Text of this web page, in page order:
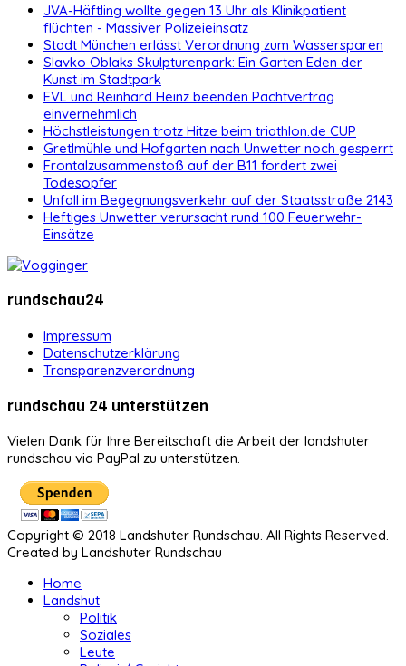
JVA-Häftling wollte gegen 13 Uhr als Klinikpatient
flüchten - Massiver Polizeieinsatz
Stadt München erlässt Verordnung zum Wassersparen
Slavko Oblaks Skulpturenpark: Ein Garten Eden der
Kunst im Stadtpark
EVL und Reinhard Heinz beenden Pachtvertrag
einvernehmlich
Höchstleistungen trotz Hitze beim triathlon.de CUP
Gretlmühle und Hofgarten nach Unwetter noch gesperrt
Frontalzusammenstoß auf der B11 fordert zwei
Todesopfer
Unfall im Begegnungsverkehr auf der Staatsstraße 2143
Heftiges Unwetter verursacht rund 100 Feuerwehr-
Einsätze
rundschau24
Impressum
Datenschutzerklärung
Transparenzverordnung
rundschau 24 unterstützen
Vielen Dank für Ihre Bereitschaft die Arbeit der landshuter
rundschau via PayPal zu unterstützen.
Copyright © 2018 Landshuter Rundschau. All Rights Reserved.
Created by Landshuter Rundschau
Home
Landshut
Politik
Soziales
Leute